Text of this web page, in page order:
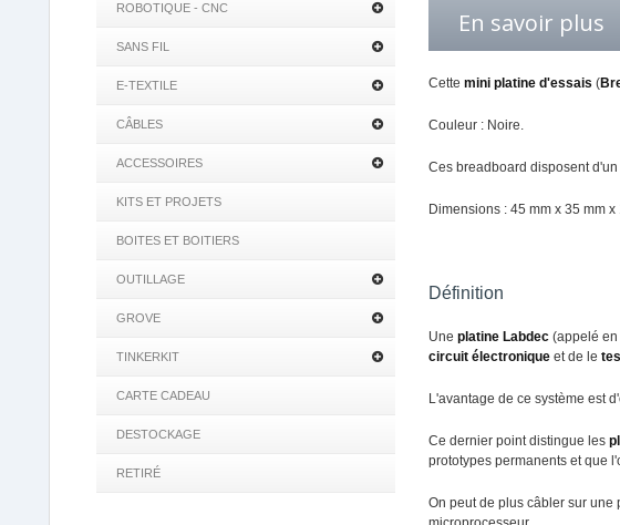
ROBOTIQUE - CNC
SANS FIL
E-TEXTILE
CÂBLES
ACCESSOIRES
KITS ET PROJETS
BOITES ET BOITIERS
OUTILLAGE
GROVE
TINKERKIT
CARTE CADEAU
DESTOCKAGE
RETIRÉ
En savoir plus
Cette mini platine d'essais (
Couleur : Noire.
Ces breadboard disposent
Dimensions : 45 mm x 35 mm x
Définition
Une platine Labdec (appelé
circuit électronique et de le
L'avantage de ce système est
Ce dernier point distingue les
prototypes permanents et que
On peut de plus câbler sur